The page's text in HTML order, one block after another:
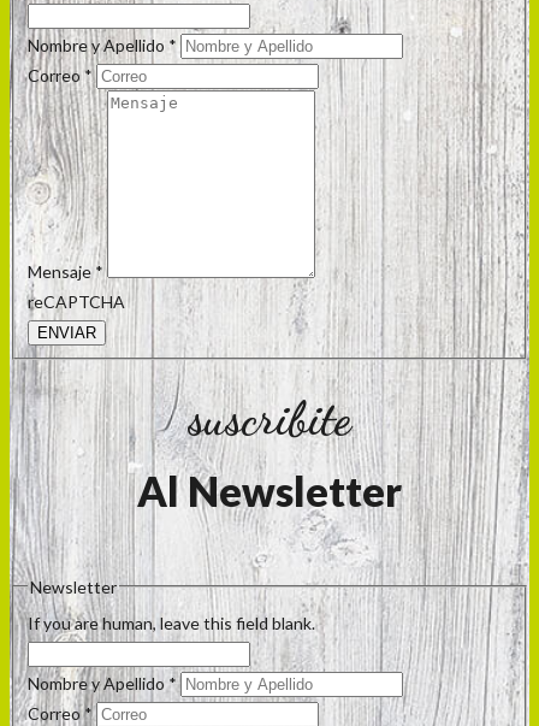
Nombre y Apellido *
Correo *
Mensaje*
reCAPTCHA
ENVIAR
suscribite
Al Newsletter
Newsletter
If you are human, leave this field blank.
Nombre y Apellido *
Correo*